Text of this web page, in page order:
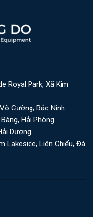
Royal Park, Xã Kim
Cường, Bắc Ninh.
Hải Phòng.
Dương.
Lakeside, Liên Chiểu, Đà